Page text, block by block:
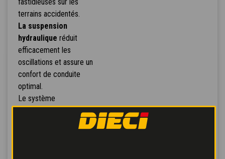
fastidieuses sur les
terrains accidentés.
La suspension
hydraulique réduit
efficacement les
oscillations et assure un
confort de conduite
optimal.
Le système
d'amortissement, avec